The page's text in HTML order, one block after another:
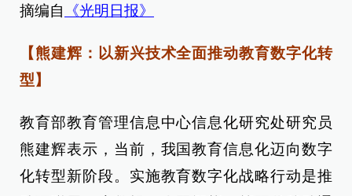
摘编自 《光明日报》
【熊建辉：以新兴技术全面推动教育数字化转
型】
教育部教育管理信息中心信息化研究处研究员
熊建辉表示，当前，我国教育信息化迈向数字
化转型新阶段。实施教育数字化战略行动是推